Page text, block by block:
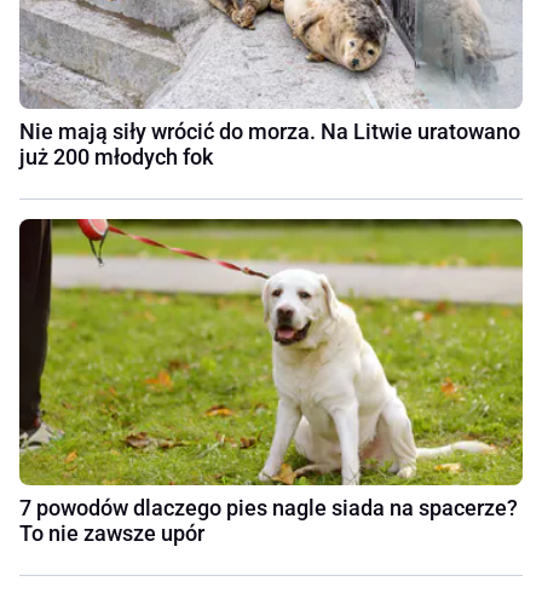
Nie mają siły wrócić do morza. Na Litwie uratowano
już 200 młodych fok
7 powodów dlaczego pies nagle siada na spacerze?
To nie zawsze upór